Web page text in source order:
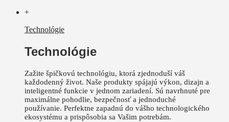
+
Technológie
Technológie
Zažite špičkovú technológiu, ktorá zjednoduší váš
každodenný život. Naše produkty spájajú výkon, dizajn a
inteligentné funkcie v jednom zariadení. Sú navrhnuté pre
maximálne pohodlie, bezpečnosť a jednoduché
používanie. Perfektne zapadnú do vášho technologického
ekosystému a prispôsobia sa Vašim potrebám.